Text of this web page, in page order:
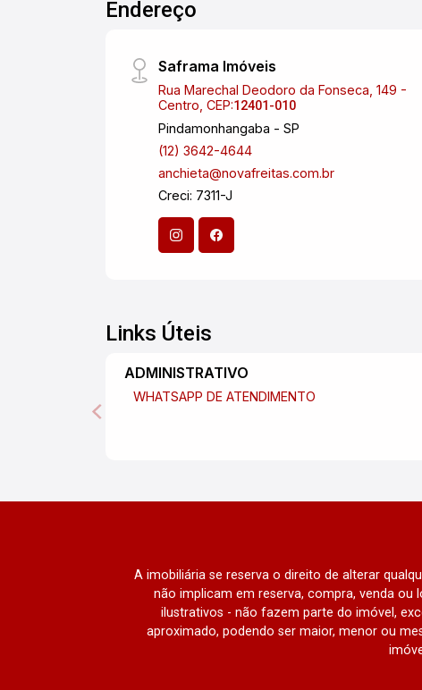
Endereço
Saframa Imóveis
Rua Marechal Deodoro da Fonseca, 149 -
Centro, CEP:12401-010
Pindamonhangaba - SP
(12) 3642-4644
anchieta@novafreitas.com.br
Creci: 7311-J
Links Úteis
ADMINISTRATIVO
WHATSAPP DE ATENDIMENTO
A imobiliária se reserva o direito de alterar
não implicam em reserva, compra, venda
ilustrativos - não fazem parte do imóvel,
aproximado, podendo ser maior, menor ou